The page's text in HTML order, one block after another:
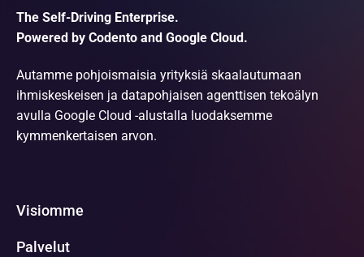
The Self-Driving Enterprise.
Powered by Codento and Google Cloud.
Autamme pohjoismaisia yrityksiä skaalautumaan
ihmiskeskeisen ja datapohjaisen agenttisen tekoälyn
avulla Google Cloud -alustalla luodaksemme
kymmenkertaisen arvon.
Visiomme
Palvelut